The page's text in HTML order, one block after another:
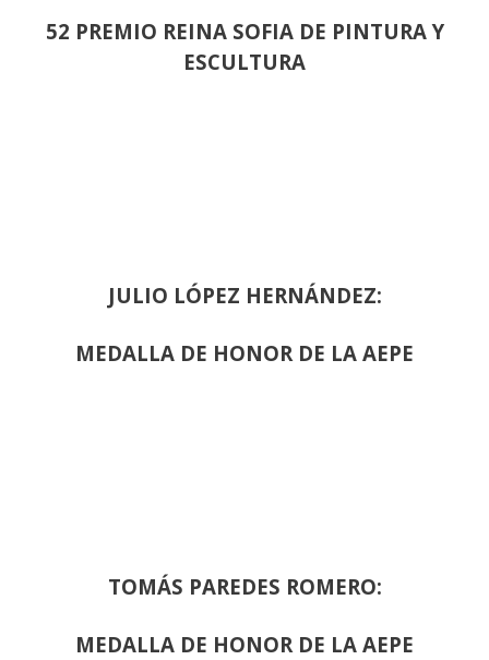
52 PREMIO REINA SOFIA DE PINTURA Y
ESCULTURA
JULIO LÓPEZ HERNÁNDEZ:
MEDALLA DE HONOR DE LA AEPE
TOMÁS PAREDES ROMERO:
MEDALLA DE HONOR DE LA AEPE